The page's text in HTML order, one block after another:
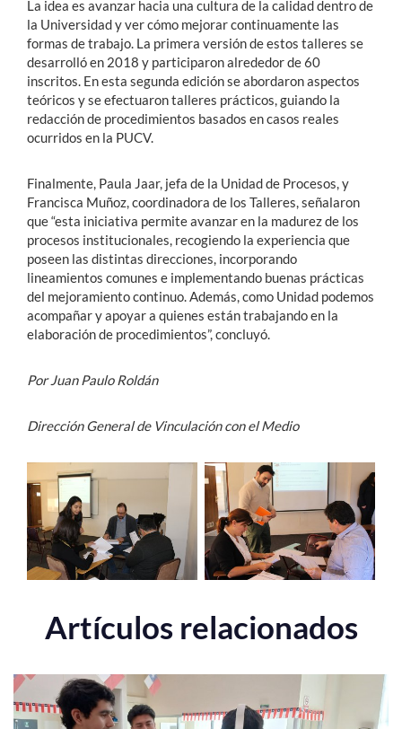
La idea es avanzar hacia una cultura de la calidad dentro de
la Universidad y ver cómo mejorar continuamente las
formas de trabajo. La primera versión de estos talleres se
desarrolló en 2018 y participaron alrededor de 60
inscritos. En esta segunda edición se abordaron aspectos
teóricos y se efectuaron talleres prácticos, guiando la
redacción de procedimientos basados en casos reales
ocurridos en la PUCV.
Finalmente, Paula Jaar, jefa de la Unidad de Procesos, y
Francisca Muñoz, coordinadora de los Talleres, señalaron
que “esta iniciativa permite avanzar en la madurez de los
procesos institucionales, recogiendo la experiencia que
poseen las distintas direcciones, incorporando
lineamientos comunes e implementando buenas prácticas
del mejoramiento continuo. Además, como Unidad podemos
acompañar y apoyar a quienes están trabajando en la
elaboración de procedimientos”, concluyó.
Por Juan Paulo Roldán
Dirección General de Vinculación con el Medio
Artículos relacionados